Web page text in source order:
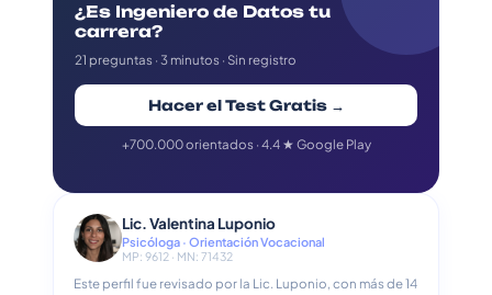
¿Es Ingeniero de Datos tu
carrera?
21 preguntas · 3 minutos · Sin registro
Hacer el Test Gratis →
+700.000 orientados · 4.4 ★ Google Play
Lic. Valentina Luponio
Psicóloga · Orientación Vocacional
MP: 9612 · MN: 71432
Este perfil fue revisado por la Lic. Luponio, con más de 14